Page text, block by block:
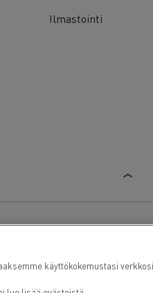
Ilmastointi
käyttökokemustasi